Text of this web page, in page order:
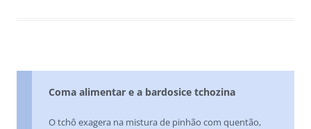
Coma alimentar e a bardosice tchozina
O tchô exagera na mistura de pinhão com quentão,